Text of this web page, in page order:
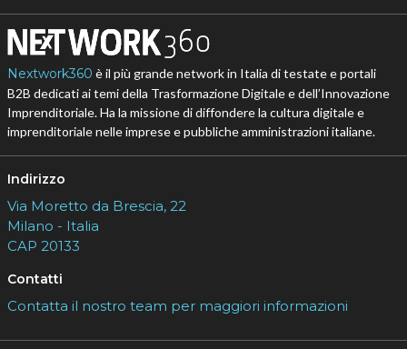
Nextwork360 è il più grande network in Italia di testate e portali
B2B dedicati ai temi della Trasformazione Digitale e dell’Innovazione
Imprenditoriale. Ha la missione di diffondere la cultura digitale e
imprenditoriale nelle imprese e pubbliche amministrazioni italiane.
Indirizzo
Via Moretto da Brescia, 22
Milano - Italia
CAP 20133
Contatti
Contatta il nostro team per maggiori informazioni